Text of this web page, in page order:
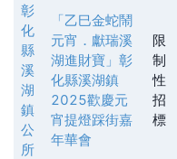
彰
化
縣
溪
湖
鎮
公
所
「乙巳金蛇鬧
元宵．獻瑞溪
湖進財寶」彰
化縣溪湖鎮
2025歡慶元
宵提燈踩街嘉
年華會
限
制
性
招
標